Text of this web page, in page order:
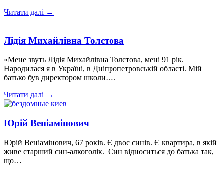
Читати далі →
Лідія Михайлівна Толстова
«Мене звуть Лідія Михайлівна Толстова, мені 91 рік.
Народилася я в Україні, в Дніпропетровській області. Мій
батько був директором школи….
Читати далі →
Юрій Веніамінович
Юрій Веніамінович, 67 років. Є двоє синів. Є квартира, в якій
живе старший син-алкоголік. Син відноситься до батька так,
що…